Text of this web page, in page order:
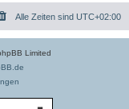
Alle Zeiten sind UTC+02:00
Limited